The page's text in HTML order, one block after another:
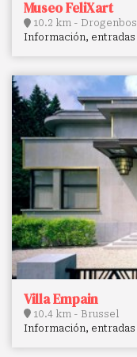
Museo FeliXart
10.2 km - Drogenbos
Información, entradas
Villa Empain
10.4 km - Brussel
Información, entradas